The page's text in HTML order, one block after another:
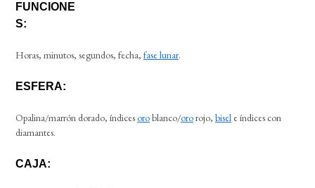
FUNCIONE
S:
Horas, minutos, segundos, fecha, fase lunar.
ESFERA:
Opalina/marrón dorado, índicesoroblanco/ororojo, bisel e índices con
diamantes.
CAJA: